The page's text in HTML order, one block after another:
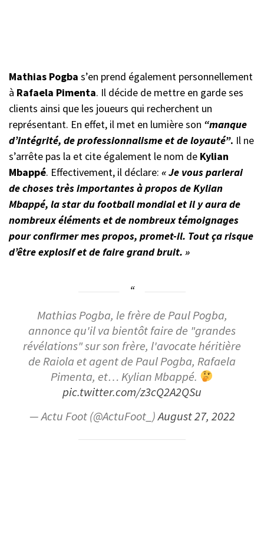
Mathias Pogba s’en prend également personnellement
à Rafaela Pimenta. Il décide de mettre en garde ses
clients ainsi que les joueurs qui recherchent un
représentant. En effet, il met en lumière son “manque
d’intégrité, de professionnalisme et de loyauté”. Il ne
s’arrête pas la et cite également le nom de Kylian
Mbappé. Effectivement, il déclare: « Je vous parlerai
de choses très importantes à propos de Kylian
Mbappé, la star du football mondial et il y aura de
nombreux éléments et de nombreux témoignages
pour confirmer mes propos, promet-il. Tout ça risque
d’être explosif et de faire grand bruit. »
Mathias Pogba, le frère de Paul Pogba,
annonce qu'il va bientôt faire de "grandes
révélations" sur son frère, l'avocate héritière
de Raiola et agent de Paul Pogba, Rafaela
Pimenta, et… Kylian Mbappé.
pic.twitter.com/z3cQ2A2QSu
— Actu Foot (@ActuFoot_)August 27, 2022